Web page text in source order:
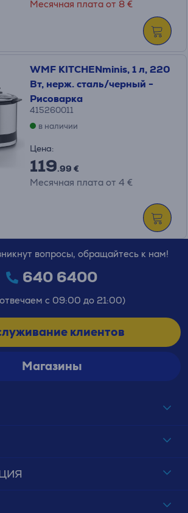
Месячная плата от 8 €
WMF KITCHENminis, 1 л, 220
Вт, нерж. сталь/черный -
Рисоварка
415260011
в наличии
Цена:
119.99 €
Месячная плата от 4 €
вопросы, обращайтесь к нам!
640 6400
с 09:00 до 21:00)
клиентов
Магазины